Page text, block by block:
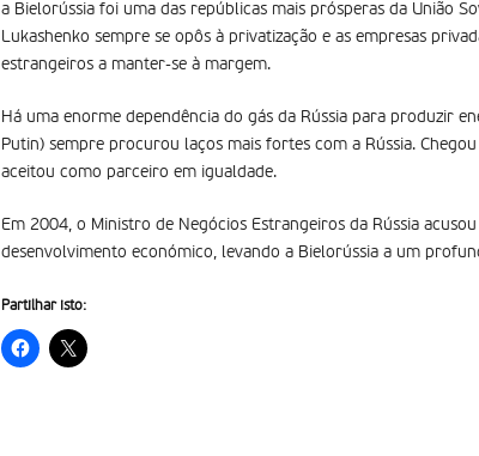
a Bielorússia foi uma das repúblicas mais prósperas da União
Lukashenko sempre se opôs à privatização e as empresas
estrangeiros a manter-se à margem.
Há uma enorme dependência do gás da Rússia para produzir
Putin) sempre procurou laços mais fortes com a Rússia.
aceitou como parceiro em igualdade.
Em 2004, o Ministro de Negócios Estrangeiros da Rússia
desenvolvimento económico, levando a Bielorússia a um
Partilhar isto: